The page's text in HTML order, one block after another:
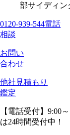
部サイディ
0120-939-544電話
相談
お問い
合わせ
他社見積もり
鑑定
【電話受付】
は24時間受付中！